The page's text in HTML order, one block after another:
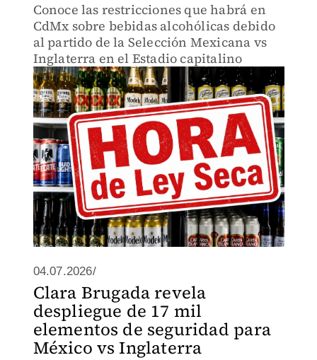
Conoce las restricciones que habrá en
CdMx sobre bebidas alcohólicas debido
al partido de la Selección Mexicana vs
Inglaterra en el Estadio capitalino
04.07.2026/
Clara Brugada revela
despliegue de 17 mil
elementos de seguridad para
México vs Inglaterra